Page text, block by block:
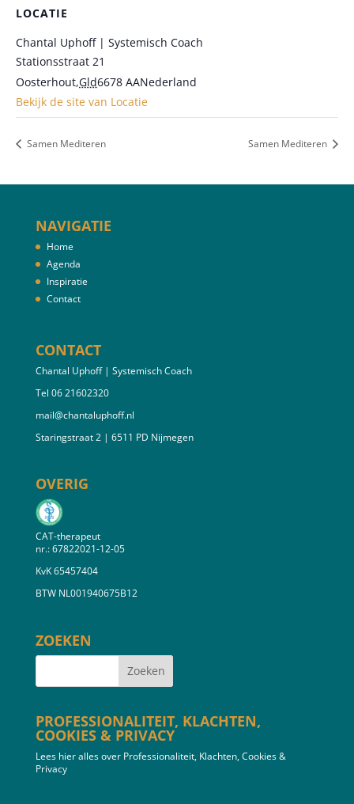
LOCATIE
Chantal Uphoff | Systemisch Coach
Stationsstraat 21
Oosterhout,Gld6678 AANederland
Bekijk de site van Locatie
Samen Mediteren Samen Mediteren
NAVIGATIE
Home
Agenda
Inspiratie
Contact
CONTACT
Chantal Uphoff | Systemisch Coach
Tel 06 21602320
mail@chantaluphoff.nl
Staringstraat 2 | 6511 PD Nijmegen
OVERIG
CAT-therapeut
nr.: 67822021-12-05
KvK 65457404
BTW NL001940675B12
ZOEKEN
PROFESSIONALITEIT, KLACHTEN,
COOKIES & PRIVACY
Lees hier alles over Professionaliteit, Klachten, Cookies &
Privacy